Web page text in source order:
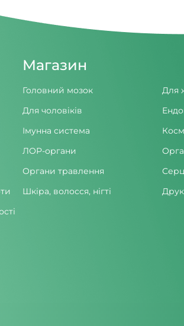
Магазин
Головний мозок Для
Для чоловіків
Імунна система
ЛОР-органи
Органи травлення
Шкіра, волосся, нігті